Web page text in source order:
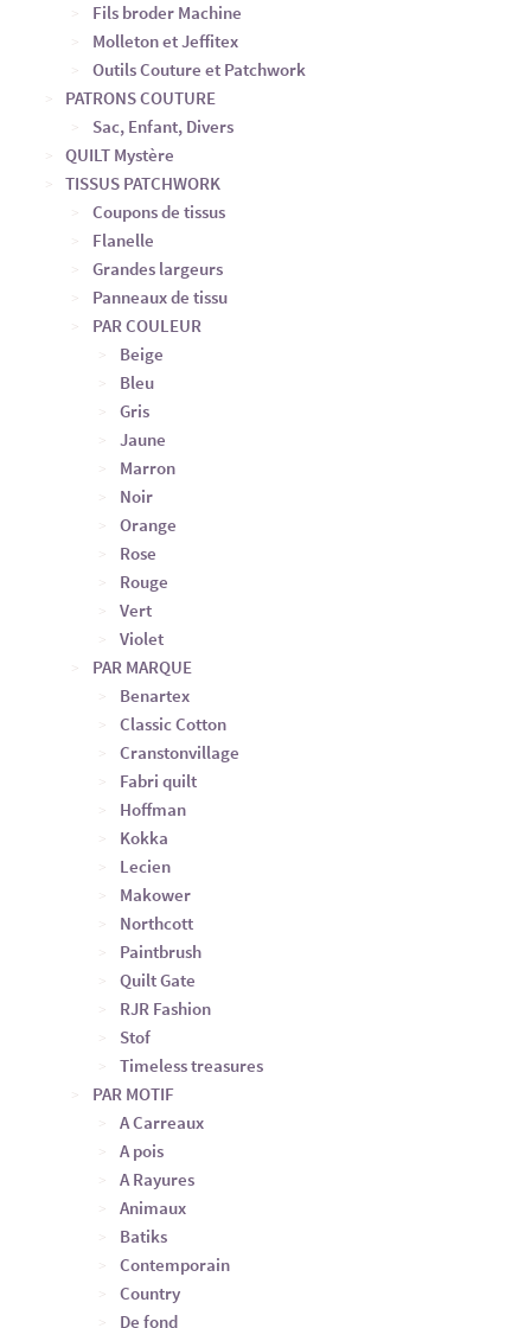
Fils broder Machine
Molleton et Jeffitex
Outils Couture et Patchwork
PATRONS COUTURE
Sac, Enfant, Divers
QUILT Mystère
TISSUS PATCHWORK
Coupons de tissus
Flanelle
Grandes largeurs
Panneaux de tissu
PAR COULEUR
Beige
Bleu
Gris
Jaune
Marron
Noir
Orange
Rose
Rouge
Vert
Violet
PAR MARQUE
Benartex
Classic Cotton
Cranstonvillage
Fabri quilt
Hoffman
Kokka
Lecien
Makower
Northcott
Paintbrush
Quilt Gate
RJR Fashion
Stof
Timeless treasures
PAR MOTIF
A Carreaux
A pois
A Rayures
Animaux
Batiks
Contemporain
Country
De fond